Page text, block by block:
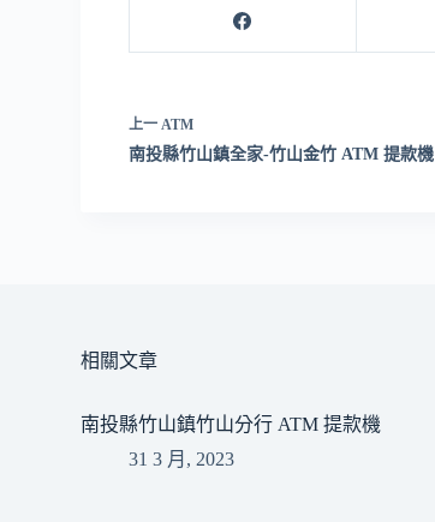
上一 ATM
南投縣竹山鎮全家-竹山金竹 ATM 提款機
相關文章
南投縣竹山鎮竹山分行 ATM 提款機
31 3 月, 2023